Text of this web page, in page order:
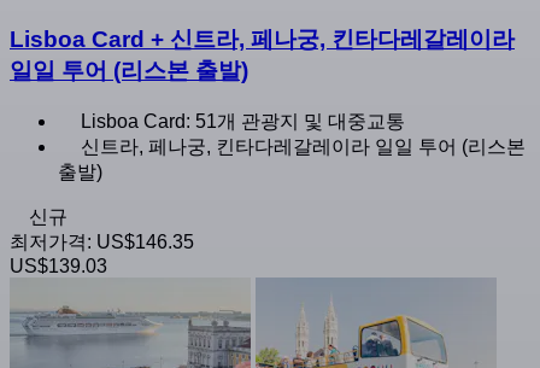
Lisboa Card + 신트라, 페나궁, 킨타다레갈레이라
일일 투어 (리스본 출발)
Lisboa Card: 51개 관광지 및 대중교통
신트라, 페나궁, 킨타다레갈레이라 일일 투어 (리스본
출발)
신규
최저가격: US$146.35
US$139.03